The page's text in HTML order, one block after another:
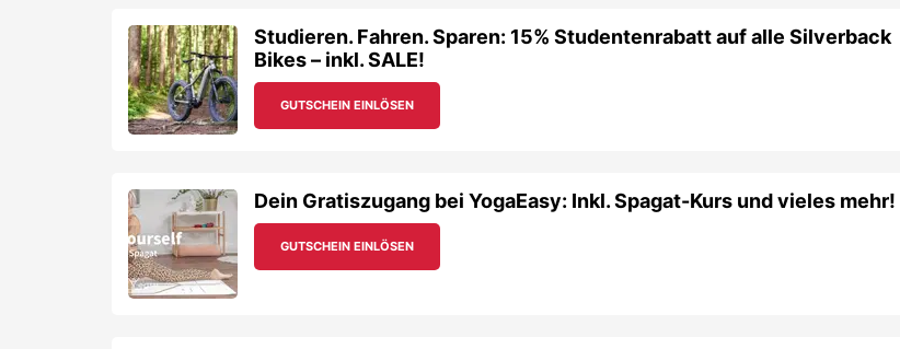
Studieren. Fahren. Sparen: 15% Studentenrabatt auf alle Silverback
Bikes – inkl. SALE!
GUTSCHEIN EINLÖSEN
Dein Gratiszugang bei YogaEasy: Inkl. Spagat-Kurs und vieles mehr!
GUTSCHEIN EINLÖSEN